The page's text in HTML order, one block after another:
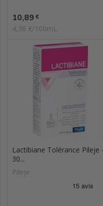
Prix
10,89 €
4,36 €/100mL
Lactibiane Tolérance Pileje -
30...
Pileje